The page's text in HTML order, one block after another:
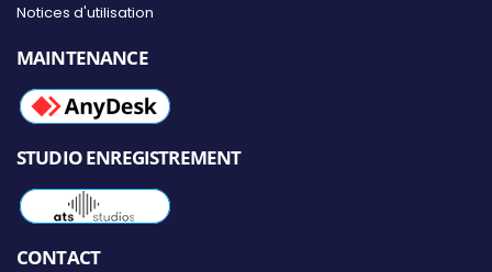
Notices d'utilisation
MAINTENANCE
STUDIO ENREGISTREMENT
CONTACT